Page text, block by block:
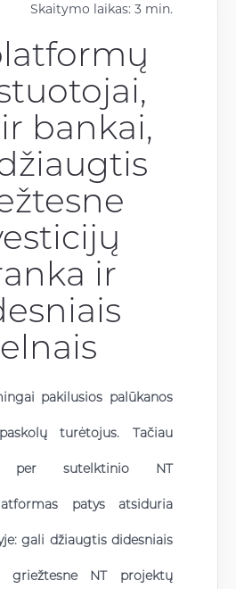
Skaitymo laikas: 3 min.
bankai,
ir
pakilusios palūkanos
turėtojus. Tačiau
per sutelktinio NT
patys atsiduria
gali džiaugtis didesniais
NT projektų